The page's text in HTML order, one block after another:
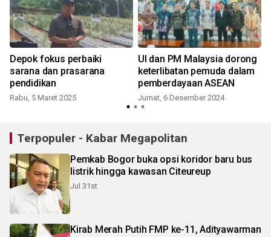
Depok fokus perbaiki
sarana dan prasarana
pendidikan
Rabu, 5 Maret 2025
UI dan PM Malaysia dorong
keterlibatan pemuda dalam
pemberdayaan ASEAN
Jumat, 6 Desember 2024
Terpopuler - Kabar Megapolitan
Pemkab Bogor buka opsi koridor baru bus
listrik hingga kawasan Citeureup
Jul 31st
Kirab Merah Putih FMP ke-11, Adityawarman